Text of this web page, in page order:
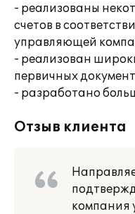
- реализованы
счетов в
управляющей
- реализован
первичных
- разработано
Отзыв клиента
компания